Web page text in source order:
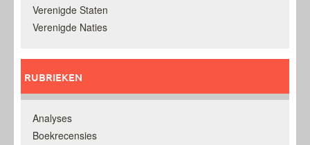
Verenigde Staten
Verenigde Naties
RUBRIEKEN
Analyses
Boekrecensies